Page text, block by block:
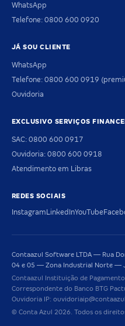
WhatsApp
Telefone: 0800 600 0920
JÁ SOU CLIENTE
WhatsApp
Telefone: 0800 600 0919
Ouvidoria
EXCLUSIVO SERVIÇOS
SAC: 0800 600 0917
Ouvidoria: 0800 600 0918
Atendimento em Libras
REDES SOCIAIS
InstagramLinkedInYouTube
Contaazul Software LTDA — Rua
04 e 05 — Zona Industrial Norte —
Contaazul Instituição de
Correspondente do Banco BTG
Ouvidoria IP:
© Conta Azul 2026. Todos os